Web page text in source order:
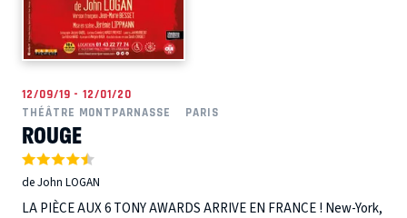
12/09/19 - 12/01/20
THÉÂTRE MONTPARNASSE
PARIS
ROUGE
de John LOGAN
LA PIÈCE AUX 6 TONY AWARDS ARRIVE EN FRANCE ! New-York,